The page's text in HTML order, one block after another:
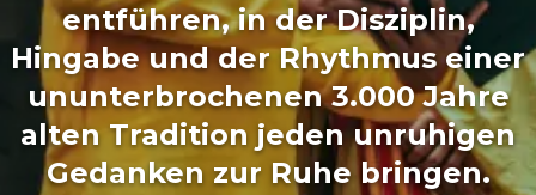
entführen, in der Disziplin,
Hingabe und der Rhythmus einer
ununterbrochenen 3.000 Jahre
alten Tradition jeden unruhigen
Gedanken zur Ruhe bringen.